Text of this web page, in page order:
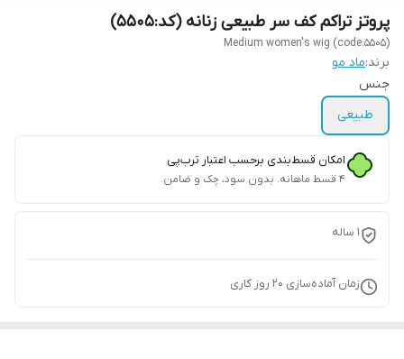
پروتز تراکم کف سر طبیعی زنانه (کد:5505)
Medium women's wig (code:5505)
برند:ماد مو
جنس
طبیعی
امکان قسط‌بندی برحسب اعتبار ترب‌پی
۴ قسط ماهانه. بدون سود، چک و ضامن.
1 ساله
زمان آماده‌سازی 20 روز کاری